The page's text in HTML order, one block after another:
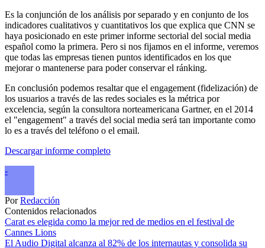
Es la conjunción de los análisis por separado y en conjunto de los
indicadores cualitativos y cuantitativos los que explica que CNN se
haya posicionado en este primer informe sectorial del social media
español como la primera. Pero si nos fijamos en el informe, veremos
que todas las empresas tienen puntos identificados en los que
mejorar o mantenerse para poder conservar el ránking.
En conclusión podemos resaltar que el engagement (fidelización) de
los usuarios a través de las redes sociales es la métrica por
excelencia, según la consultora norteamericana Gartner, en el 2014
el "engagement" a través del social media será tan importante como
lo es a través del teléfono o el email.
Descargar informe completo
-
PorRedacción
Contenidos relacionados
Carat es elegida como la mejor red de medios en el festival de
Cannes Lions
El Audio Digital alcanza al 82% de los internautas y consolida su